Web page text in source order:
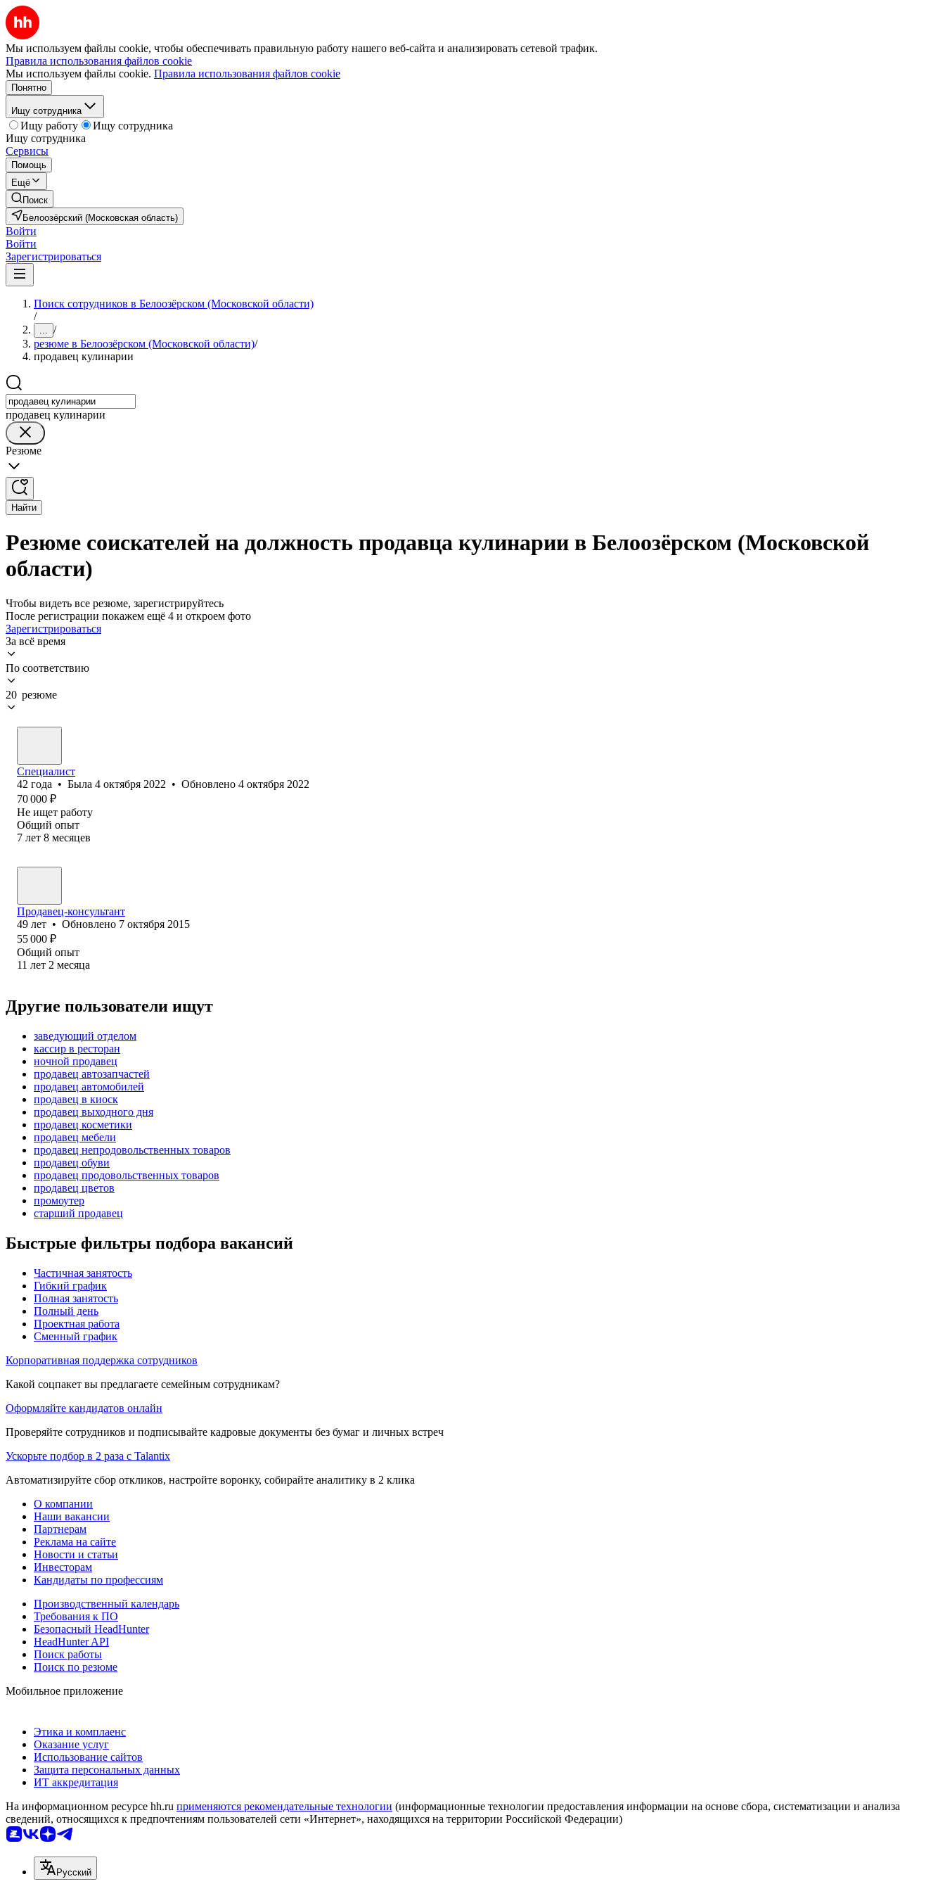
Мы используем файлы cookie, чтобы обеспечивать правильную работу нашего веб-сайта и анализировать сетевой трафик.
Правила использования файлов cookie
Мы используем файлы cookie. Правила использования файлов cookie
Понятно
Ищу сотрудника
Ищу работу
Ищу сотрудника
Ищу сотрудника
Сервисы
Помощь
Ещё
Поиск
Белоозёрский (Московская область)
Войти
Войти
Зарегистрироваться
Поиск сотрудников в Белоозёрском (Московской области)
/
... /
резюме в Белоозёрском (Московской области)/
продавец кулинарии
продавец кулинарии
Резюме
Найти
Резюме соискателей на должность продавца кулинарии в Белоозёрском (Московской
области)
Чтобы видеть все резюме, зарегистрируйтесь
После регистрации покажем ещё 4 и откроем фото
Зарегистрироваться
За всё время
По соответствию
20 резюме
Специалист
42 года • Была 4 октября 2022 • Обновлено 4 октября 2022
70 000 ₽
Не ищет работу
Общий опыт
7 лет 8 месяцев
Продавец-консультант
49 лет • Обновлено 7 октября 2015
55 000 ₽
Общий опыт
11 лет 2 месяца
Другие пользователи ищут
заведующий отделом
кассир в ресторан
ночной продавец
продавец автозапчастей
продавец автомобилей
продавец в киоск
продавец выходного дня
продавец косметики
продавец мебели
продавец непродовольственных товаров
продавец обуви
продавец продовольственных товаров
продавец цветов
промоутер
старший продавец
Быстрые фильтры подбора вакансий
Частичная занятость
Гибкий график
Полная занятость
Полный день
Проектная работа
Сменный график
Корпоративная поддержка сотрудников
Какой соцпакет вы предлагаете семейным сотрудникам?
Оформляйте кандидатов онлайн
Проверяйте сотрудников и подписывайте кадровые документы без бумаг и личных встреч
Ускорьте подбор в 2 раза с Talantix
Автоматизируйте сбор откликов, настройте воронку, собирайте аналитику в 2 клика
О компании
Наши вакансии
Партнерам
Реклама на сайте
Новости и статьи
Инвесторам
Кандидаты по профессиям
Производственный календарь
Требования к ПО
Безопасный HeadHunter
HeadHunter API
Поиск работы
Поиск по резюме
Мобильное приложение
Этика и комплаенс
Оказание услуг
Использование сайтов
Защита персональных данных
ИТ аккредитация
На информационном ресурсе hh.ru применяются рекомендательные технологии (информационные технологии предоставления информации на основе сбора, систематизации и анализа
сведений, относящихся к предпочтениям пользователей сети «Интернет», находящихся на территории Российской Федерации)
Русский